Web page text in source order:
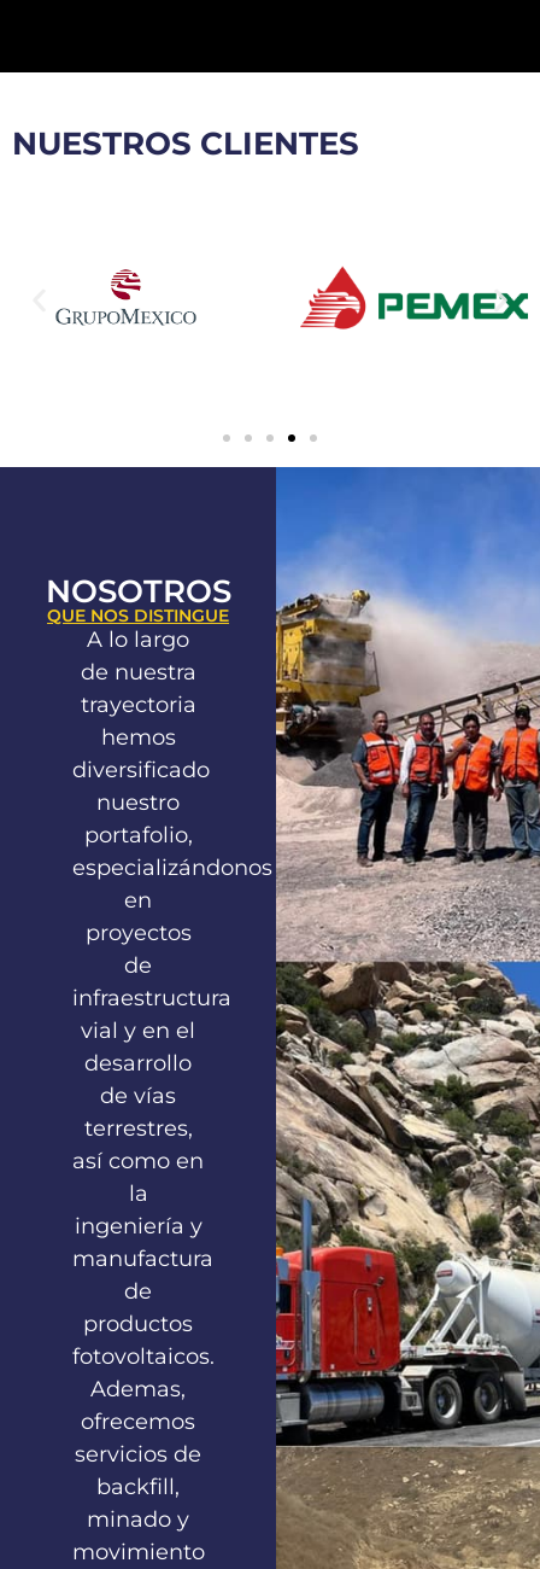
NUESTROS CLIENTES​
NOSOTROS
QUE NOS DISTINGUE
A lo largo
de nuestra
trayectoria
hemos
diversificado
nuestro
portafolio,
especializándonos
en
proyectos
de
infraestructura
vial y en el
desarrollo
de vías
terrestres,
así como en
la
ingeniería y
manufactura
de
productos
fotovoltaicos.
Ademas,
ofrecemos
servicios de
backfill,
minado y
movimiento